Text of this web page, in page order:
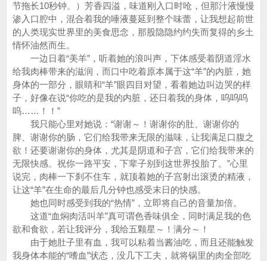
节拖长10秒钟。）芳香四溢，味道刚入口时呛，但那汁液慢慢
渗入口腔中，混合着我的唾液蔓延到整个味蕾，让我想起前世
的人类现实世界里的美食思念，那股隐隐约约失而复得的乡土
情怀油然而生。
一边日着“美羊”，听着她的浪叫声，下体感受着阴道淫水
给我肉棒带来的滋润，而口中吃着原本属于这“羊”的内脏，她
身体的一部分，眼睛和“羊”眼四目对望，看着她边叫边哭的样
子，好像在说“你吃的是我的内脏，还日着我的身体，呜呜呜
呜……！！”
我只能心里对她说：“谢谢～！谢谢你的肚、谢谢你的
脾、谢谢你的肠，它们给我带来无限的滋味，让我满足口腹之
欲！还要谢谢你的身体，尤其是阴道和子宫，它们给我带来的
无限快感。祝你一路平安，下辈子别到这世界投胎了。”心里
说完，肉棒一下刹不住车，就顶着她的子宫射出滚烫的精液，
让这“羊”在生命的最后几分钟也感受末日的快感。
她也同时感受到我的“热情”，立即将自己的音量加倍。
这道“血焖肉活叫羊”真可谓色香味俱全，同时满足我的色
欲和食欲，若让我评分，我给五颗星～！满分～！
由于她肚子里有血，我可以粘着当酱油吃，而且还能触发
我身体本能的“嗜血”状态，没几下工夫，就将锅里的肉全部吃